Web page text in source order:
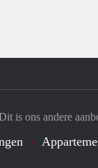
is ons andere